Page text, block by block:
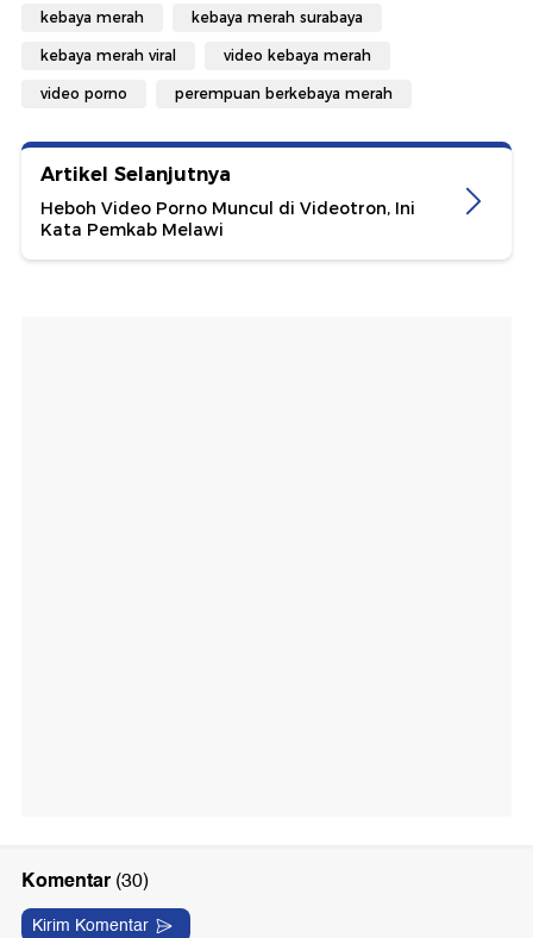
kebaya merah kebaya merah surabaya
kebaya merah viral video kebaya merah
video porno perempuan berkebaya merah
Artikel Selanjutnya
Heboh Video Porno Muncul di Videotron, Ini
Kata Pemkab Melawi